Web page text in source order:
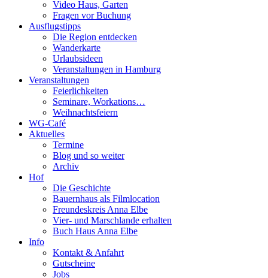
Video Haus, Garten
Fragen vor Buchung
Ausflugstipps
Die Region entdecken
Wanderkarte
Urlaubsideen
Veranstaltungen in Hamburg
Veranstaltungen
Feierlichkeiten
Seminare, Workations…
Weihnachtsfeiern
WG-Café
Aktuelles
Termine
Blog und so weiter
Archiv
Hof
Die Geschichte
Bauernhaus als Filmlocation
Freundeskreis Anna Elbe
Vier- und Marschlande erhalten
Buch Haus Anna Elbe
Info
Kontakt & Anfahrt
Gutscheine
Jobs